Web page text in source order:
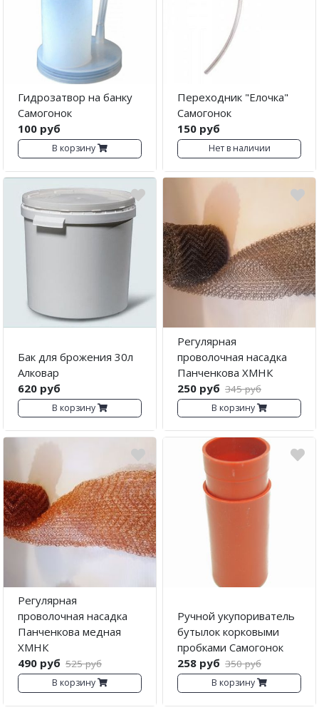
Гидрозатвор на банку
Самогонок
100 руб
В корзину
Переходник "Елочка"
Самогонок
150 руб
Нет в наличии
Бак для брожения 30л
Алковар
620 руб
В корзину
Регулярная
проволочная насадка
Панченкова ХМНК
250 руб 345 руб
В корзину
Регулярная
проволочная насадка
Панченкова медная
ХМНК
490 руб 525 руб
В корзину
Ручной укупориватель
бутылок корковыми
пробками Самогонок
258 руб 350 руб
В корзину